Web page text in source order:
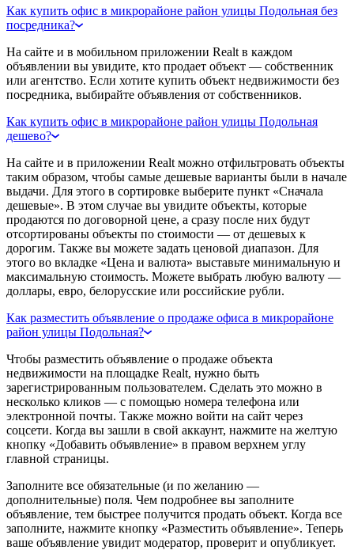
Как купить офис в микрорайоне район улицы Подольная без
посредника?
На сайте и в мобильном приложении Realt в каждом
объявлении вы увидите, кто продает объект — собственник
или агентство. Если хотите купить объект недвижимости без
посредника, выбирайте объявления от собственников.
Как купить офис в микрорайоне район улицы Подольная
дешево?
На сайте и в приложении Realt можно отфильтровать объекты
таким образом, чтобы самые дешевые варианты были в начале
выдачи. Для этого в сортировке выберите пункт «Сначала
дешевые». В этом случае вы увидите объекты, которые
продаются по договорной цене, а сразу после них будут
отсортированы объекты по стоимости — от дешевых к
дорогим. Также вы можете задать ценовой диапазон. Для
этого во вкладке «Цена и валюта» выставьте минимальную и
максимальную стоимость. Можете выбрать любую валюту —
доллары, евро, белорусские или российские рубли.
Как разместить объявление о продаже офиса в микрорайоне
район улицы Подольная?
Чтобы разместить объявление о продаже объекта
недвижимости на площадке Realt, нужно быть
зарегистрированным пользователем. Сделать это можно в
несколько кликов — с помощью номера телефона или
электронной почты. Также можно войти на сайт через
соцсети. Когда вы зашли в свой аккаунт, нажмите на желтую
кнопку «Добавить объявление» в правом верхнем углу
главной страницы.
Заполните все обязательные (и по желанию —
дополнительные) поля. Чем подробнее вы заполните
объявление, тем быстрее получится продать объект. Когда все
заполните, нажмите кнопку «Разместить объявление». Теперь
ваше объявление увидит модератор, проверит и опубликует.